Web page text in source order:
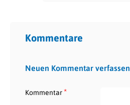
Kommentare
Neuen Kommentar verfassen
Kommentar*